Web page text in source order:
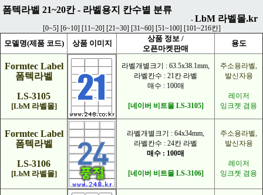
폼텍라벨 21~20칸 - 라벨용지 칸수별 분류
- LbM 라벨몰.kr
[0~5] [6~10] [11~20] [21~30] [31~60] [51~100] [101~216칸]
모델명(제품 코드) 상품 이미지
상품 정보 /
오픈마켓판매
용도
Formtec Label
폼텍라벨
LS-3105
[LbM 라벨몰]
라벨개별크기 : 63.5x38.1mm,
라벨칸수 : 21칸 라벨
매수 : 100매
[네이버 비트몰 LS-3105]
주소용라벨
발신자용
레이저
잉크젯 겸용
Formtec Label
폼텍라벨
LS-3106
[LbM 라벨몰]
라벨개별크기 : 64x34mm,
라벨칸수 : 24칸 라벨
매수 : 100매
[네이버 비트몰 LS-3106]
주소용라벨
발신자용
레이저
잉크젯 겸용